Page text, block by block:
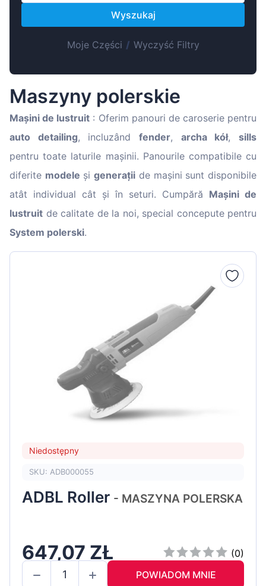
Magyar
Lietuvių
Hrvatski
Latvian
Slovenčina
Wyszukaj
Moje Części / Wyczyść Filtry
Maszyny polerskie
Mașini de lustruit : Oferim panouri de caroserie pentru
auto detailing, incluzândfender, archa kół,sills
pentru toate laturile mașinii. Panourile compatibile cu
diferite modele șigenerații de mașini sunt disponibile
atât individual cât și în seturi. Cumpără Mașini de
lustruit de calitate de la noi, special concepute pentru
System polerski.
Niedostępny
SKU: ADB000055
ADBL Roller - MASZYNA POLERSKA
647,07 ZŁ
(0)
POWIADOM MNIE